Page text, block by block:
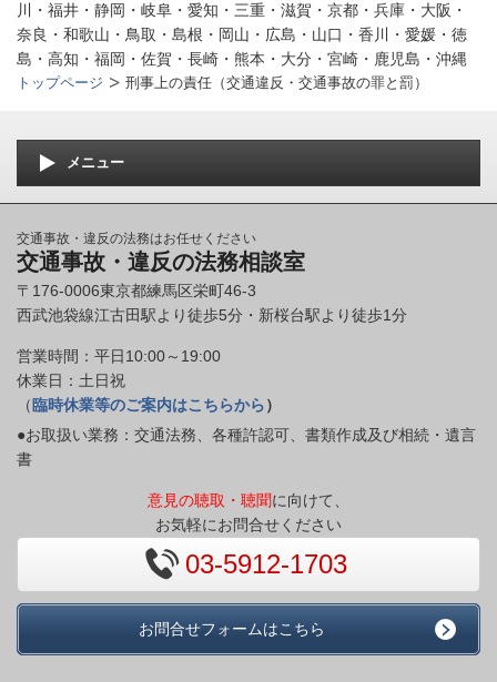
川・福井・静岡・岐阜・愛知・三重・滋賀・京都・兵庫・大阪・
奈良・和歌山・鳥取・島根・岡山・広島・山口・香川・愛媛・徳
島・高知・福岡・佐賀・長崎・熊本・大分・宮崎・鹿児島・沖縄
トップページ 刑事上の責任（交通違反・交通事故の罪と罰）
メニュー
交通事故・違反の法務はお任せください
交通事故・違反の法務相談室
〒176-0006東京都練馬区栄町46-3
西武池袋線江古田駅より徒歩5分・新桜台駅より徒歩1分
営業時間：平日10:00～19:00
休業日：土日祝
（臨時休業等のご案内はこちらから）
●お取扱い業務：交通法務、各種許認可、書類作成及び相続・遺言
書
意見の聴取・聴聞に向けて、
お気軽にお問合せください
03-5912-1703
お問合せフォームはこちら